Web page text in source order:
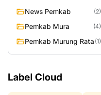
News Pemkab (2)
Pemkab Mura (4)
Pemkab Murung Rata (1)
Label Cloud